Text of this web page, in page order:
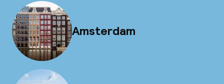
Amsterdam